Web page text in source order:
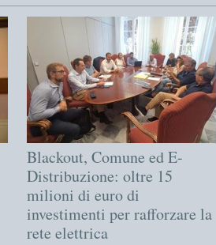
Blackout, Comune ed E-
Distribuzione: oltre 15
milioni di euro di
investimenti per rafforzare la
rete elettrica